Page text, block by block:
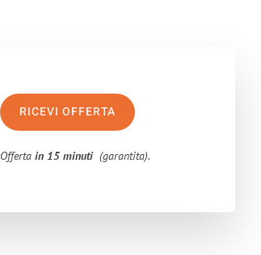
RICEVI OFFERTA
Offertain 15 minuti (garantita).